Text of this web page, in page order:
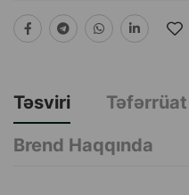
Təsviri
Təfərrüat
Brend Haqqında